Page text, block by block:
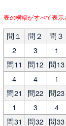
表の横幅がすべて表示
問１ 問２ 問３
2
3 1
問11
問12 問13
4
4 1
問21
問22 問23
1
3 4
問31
問32 問33